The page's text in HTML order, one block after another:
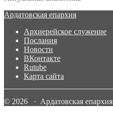
Ардатовская епархия
Архиерейское служение
Послания
Новости
ВКонтакте
Rutube
Карта сайта
© 2026 · Ардатовская епархия